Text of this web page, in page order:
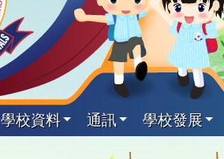
學校資料 通訊 學校發展